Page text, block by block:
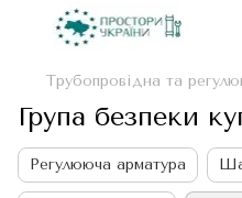
Трубопровідна та
Група безпеки
Регулююча арматура